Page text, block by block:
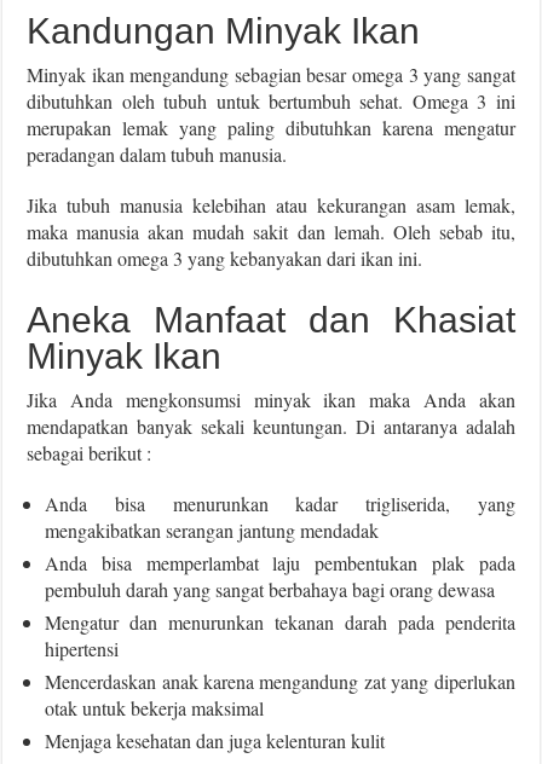
Kandungan Minyak Ikan
Minyak ikan mengandung sebagian besar omega 3 yang sangat
dibutuhkan oleh tubuh untuk bertumbuh sehat. Omega 3 ini
merupakan lemak yang paling dibutuhkan karena mengatur
peradangan dalam tubuh manusia.
Jika tubuh manusia kelebihan atau kekurangan asam lemak,
maka manusia akan mudah sakit dan lemah. Oleh sebab itu,
dibutuhkan omega 3 yang kebanyakan dari ikan ini.
Aneka Manfaat dan Khasiat
Minyak Ikan
Jika Anda mengkonsumsi minyak ikan maka Anda akan
mendapatkan banyak sekali keuntungan. Di antaranya adalah
sebagai berikut :
Anda bisa menurunkan kadar trigliserida, yang
mengakibatkan serangan jantung mendadak
Anda bisa memperlambat laju pembentukan plak pada
pembuluh darah yang sangat berbahaya bagi orang dewasa
Mengatur dan menurunkan tekanan darah pada penderita
hipertensi
Mencerdaskan anak karena mengandung zat yang diperlukan
otak untuk bekerja maksimal
Menjaga kesehatan dan juga kelenturan kulit